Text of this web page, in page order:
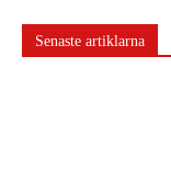
Senaste artiklarna